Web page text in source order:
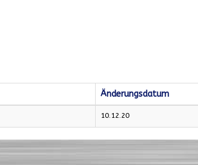
Änderungsdatum
10.12.20